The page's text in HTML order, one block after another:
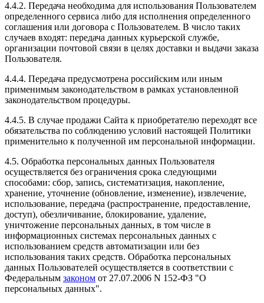
4.4.2. Передача необходима для использования Пользователем
определенного сервиса либо для исполнения определенного
соглашения или договора с Пользователем. В число таких
случаев входят: передача данных курьерской службе,
организации почтовой связи в целях доставки и выдачи заказа
Пользователя.
4.4.4. Передача предусмотрена российским или иным
применимым законодательством в рамках установленной
законодательством процедуры.
4.4.5. В случае продажи Сайта к приобретателю переходят все
обязательства по соблюдению условий настоящей Политики
применительно к полученной им персональной информации.
4.5. Обработка персональных данных Пользователя
осуществляется без ограничения срока следующими
способами: сбор, запись, систематизация, накопление,
хранение, уточнение (обновление, изменение), извлечение,
использование, передача (распространение, предоставление,
доступ), обезличивание, блокирование, удаление,
уничтожение персональных данных, в том числе в
информационных системах персональных данных с
использованием средств автоматизации или без
использования таких средств. Обработка персональных
данных Пользователей осуществляется в соответствии с
Федеральным законом от 27.07.2006 N 152-ФЗ "О
персональных данных".